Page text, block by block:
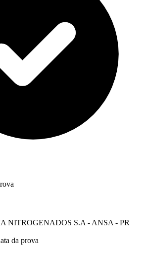
NITROGENADOS S.A - ANSA - PR
da prova